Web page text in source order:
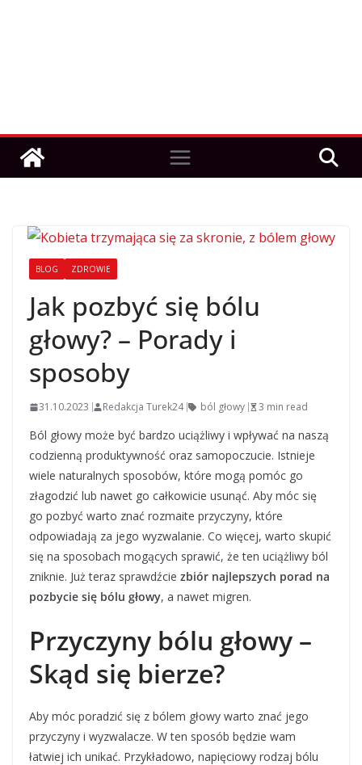
BLOG ZDROWIE
Jak pozbyć się bólu
głowy? – Porady i
sposoby
31.10.2023 Redakcja Turek24 ból głowy 3 min read
Ból głowy może być bardzo uciążliwy i wpływać na naszą
codzienną produktywność oraz samopoczucie. Istnieje
wiele naturalnych sposobów, które mogą pomóc go
złagodzić lub nawet go całkowicie usunąć. Aby móc się
go pozbyć warto znać rozmaite przyczyny, które
odpowiadają za jego wyzwalanie. Co więcej, warto skupić
się na sposobach mogących sprawić, że ten uciążliwy ból
zniknie. Już teraz sprawdźcie zbiór najlepszych porad na
pozbycie się bólu głowy, a nawet migren.
Przyczyny bólu głowy –
Skąd się bierze?
Aby móc poradzić się z bólem głowy warto znać jego
przyczyny i wyzwalacze. W ten sposób będzie wam
łatwiej ich unikać. Przykładowo, napięciowy rodzaj bólu